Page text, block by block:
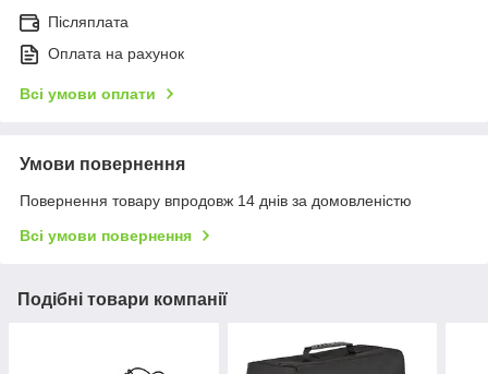
Післяплата
Оплата на рахунок
Всі умови оплати
Умови повернення
Повернення товару впродовж 14 днів за домовленістю
Всі умови повернення
Подібні товари компанії